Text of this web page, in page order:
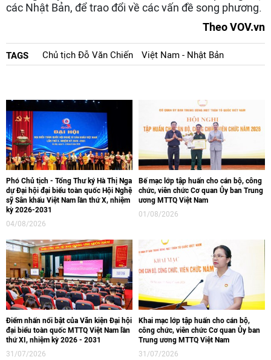
các Nhật Bản, để trao đổi về các vấn đề song phương.
Theo VOV.vn
TAGS Chủ tịch Đỗ Văn Chiến Việt Nam - Nhật Bản
Phó Chủ tịch - Tổng Thư ký Hà Thị Nga
dự Đại hội đại biểu toàn quốc Hội Nghệ
sỹ Sân khấu Việt Nam lần thứ X, nhiệm
kỳ 2026-2031
04/08/2026
Bế mạc lớp tập huấn cho cán bộ, công
chức, viên chức Cơ quan Ủy ban Trung
ương MTTQ Việt Nam
01/08/2026
Điểm nhấn nổi bật của Văn kiện Đại hội
đại biểu toàn quốc MTTQ Việt Nam lần
thứ XI, nhiệm kỳ 2026 - 2031
31/07/2026
Khai mạc lớp tập huấn cho cán bộ,
công chức, viên chức Cơ quan Ủy ban
Trung ương MTTQ Việt Nam
31/07/2026